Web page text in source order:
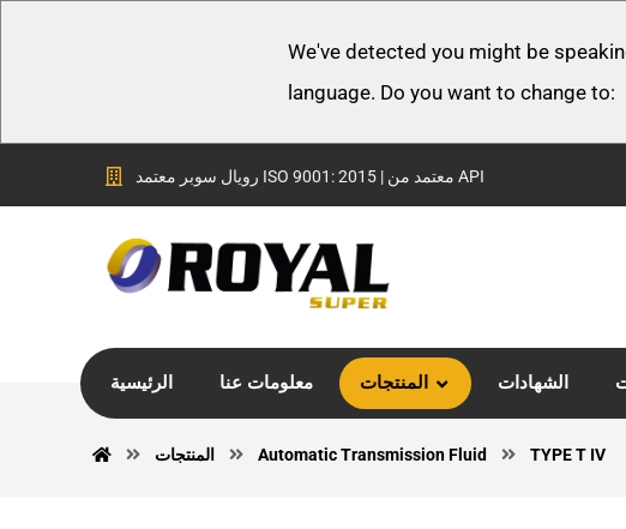
We've detected you might be
language. Do you want to change to:
رويال سوبر معتمد ISO 9001: 2015 | معتمد من API
الرئيسية معلومات عنا المنتجات الشهادات
المنتجات Automatic Transmission Fluid TYPE T IV